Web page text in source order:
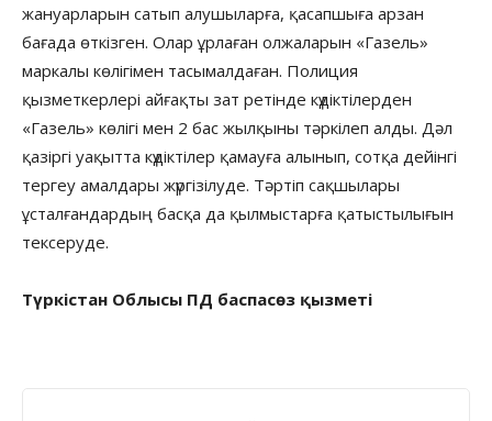
жануарларын сатып алушыларға, қасапшыға арзан
бағада өткізген. Олар ұрлаған олжаларын «Газель»
маркалы көлігімен тасымалдаған. Полиция
қызметкерлері айғақты зат ретінде күдіктілерден
«Газель» көлігі мен 2 бас жылқыны тәркілеп алды. Дәл
қазіргі уақытта күдіктілер қамауға алынып, сотқа дейінгі
тергеу амалдары жүргізілуде. Тәртіп сақшылары
ұсталғандардың басқа да қылмыстарға қатыстылығын
тексеруде.
Түркістан Облысы ПД баспасөз қызметі